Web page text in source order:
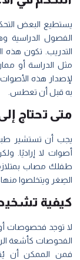
يستطيع البعض
الفصول الدراسية
التدريب. تكون هذه
مثل الدراسة أو
لإصدار هذه الأصوات
به قبل أن تعطس.
متى تحتاج
يجب أن تستشير
أصوات لا إراديًا.
طفلك مصاب
الصِغر ويتخلصوا منها
كيفية
لا توجد فحصوصات
الفحوصات كأشعة
فمن الممكن أن